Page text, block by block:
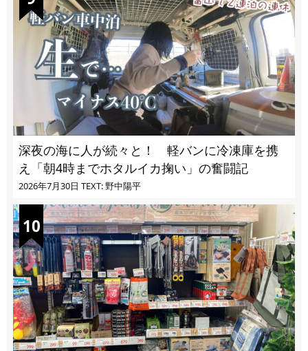
深夜の海に人が続々と！ 軽バンに冷凍庫を携
え「朝4時までホタルイカ掬い」の奮闘記
2026年7月30日 TEXT: 野中陽平